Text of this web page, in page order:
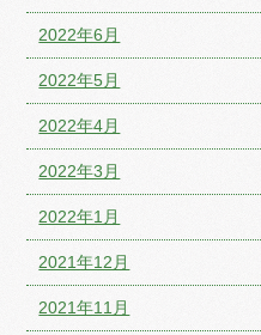
2022年6月
2022年5月
2022年4月
2022年3月
2022年1月
2021年12月
2021年11月